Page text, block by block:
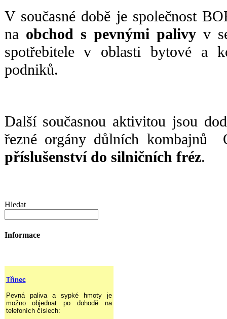
V současné době je společnost
na obchod s pevnými palivyv
spotřebitele v oblasti bytové a
podniků.
Další současnou aktivitou jsou
řezné orgány důlních
příslušenství do silničních fréz.
Hledat
Informace
Třinec
Pevná paliva a sypké hmoty je
možno objednat po dohodě na
telefoních číslech: